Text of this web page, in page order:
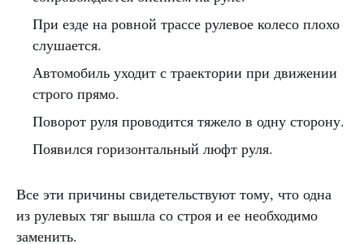
При езде на ровной трассе рулевое колесо плохо
слушается.
Автомобиль уходит с траектории при движении
строго прямо.
Поворот руля проводится тяжело в одну сторону.
Появился горизонтальный люфт руля.
Все эти причины свидетельствуют тому, что одна
из рулевых тяг вышла со строя и ее необходимо
заменить.